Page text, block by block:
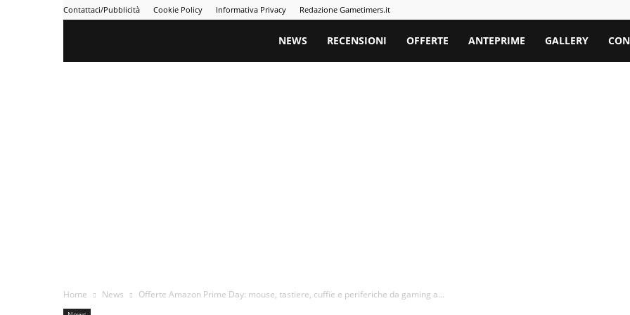
Contattaci/Pubblicità Cookie Policy Informativa Privacy Redazione Gametimers.it
Gametimers
NEWS RECENSIONI OFFERTE ANTEPRIME GALLERY
Home News Offerte Amazon Prime Day: mouse, tastiere, cuffie e periferiche da gaming a...